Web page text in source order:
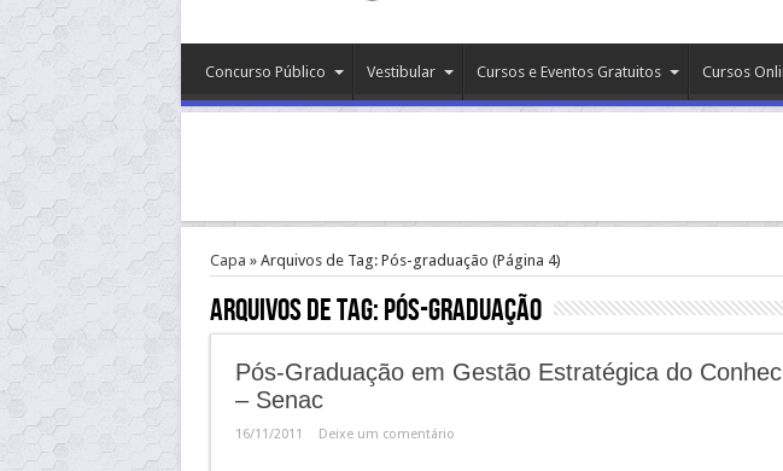
Concurso Público Vestibular Cursos e Eventos Gratuitos Cursos
Capa » Arquivos de Tag: Pós-graduação (Página 4)
Arquivos de Tag:Pós-graduação
Pós-Graduação em Gestão Estratégica do
– Senac
16/11/2011 Deixe um comentário